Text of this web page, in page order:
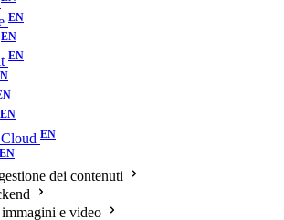
dei contenuti
e video